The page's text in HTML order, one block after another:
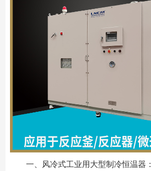
一、风冷式工业用大型制冷恒温器：